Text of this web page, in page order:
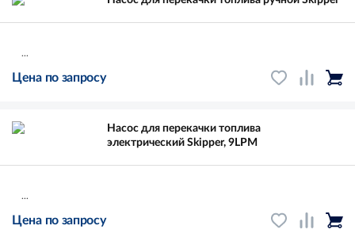
...
Цена по запросу
Насос для перекачки топлива
электрический Skipper, 9LPM
...
Цена по запросу